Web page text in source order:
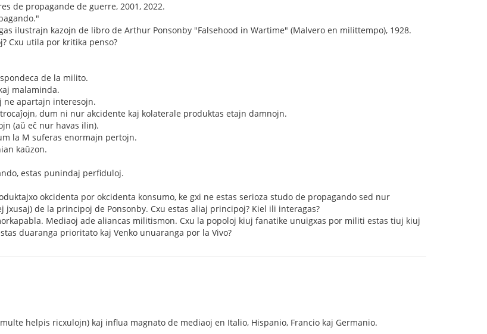
de propagande de guerre, 2001, 2022.
ilustrajn kazojn de libro de Arthur Ponsonby "Falsehood in Wartime" (Malvero en milittempo), 1928.
Cxu utila por kritika penso?
de la milito.
malaminda.
ne apartajn interesojn.
dum ni nur akcidente kaj kolaterale produktas etajn damnojn.
(aŭ eĉ nur havas ilin).
la M suferas enormajn pertojn.
kaŭzon.
estas punindaj perfiduloj.
okcidenta por okcidenta konsumo, ke gxi ne estas serioza studo de propagando sed nur
de la principoj de Ponsonby. Cxu estas aliaj principoj? Kiel ili interagas?
Mediaoj ade aliancas militismon. Cxu la popoloj kiuj fanatike unuigxas por militi estas tiuj kiuj
duaranga prioritato kaj Venko unuaranga por la Vivo?
helpis ricxulojn) kaj influa magnato de mediaoj en Italio, Hispanio, Francio kaj Germanio.